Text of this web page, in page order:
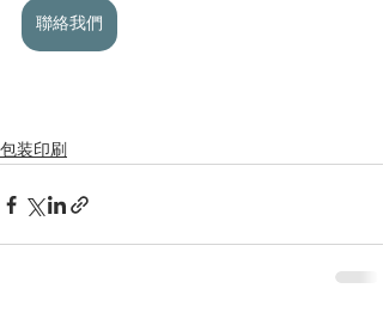
聯絡我們
包装印刷